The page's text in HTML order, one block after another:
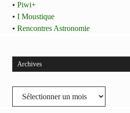
• Piwi+
• I Moustique
• Rencontres Astronomie
Archives
Archives